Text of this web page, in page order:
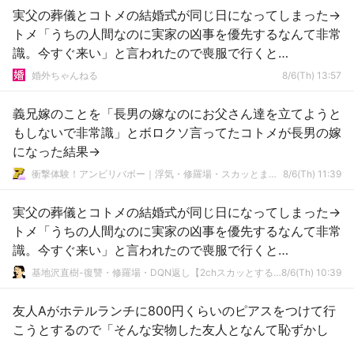
実父の葬儀とコトメの結婚式が同じ日になってしまった→
トメ「うちの人間なのに実家の凶事を優先するなんて非常
識。今すぐ来い」と言われたので喪服で行くと…
婚外ちゃんねる 8/6(Th) 13:57
義兄嫁のことを「長男の嫁なのにお父さん達を立てようと
もしないで非常識」とボロクソ言ってたコトメが長男の嫁
になった結果→
衝撃体験！アンビリバボー｜浮気・修羅場・スカッとまとめ 8/6(Th) 11:39
実父の葬儀とコトメの結婚式が同じ日になってしまった→
トメ「うちの人間なのに実家の凶事を優先するなんて非常
識。今すぐ来い」と言われたので喪服で行くと…
基地沢直樹-復讐・修羅場・DQN返し【2chスカッとする話まとめ】8/6(Th) 10:39
友人Aがホテルランチに800円くらいのピアスをつけて行
こうとするので「そんな安物した友人となんて恥ずかし